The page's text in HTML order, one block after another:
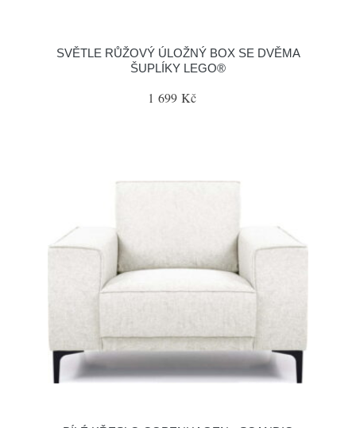
SVĚTLE RŮŽOVÝ ÚLOŽNÝ BOX SE DVĚMA
ŠUPLÍKY LEGO®
1 699 Kč